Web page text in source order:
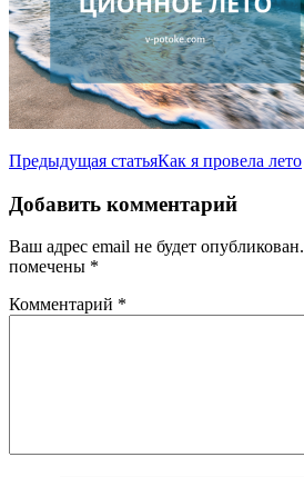
Навигация
по
записям
Предыдущая статьяКак я провела лето
Добавить комментарий
Ваш адрес email не будет опубликован.
помечены *
Комментарий *